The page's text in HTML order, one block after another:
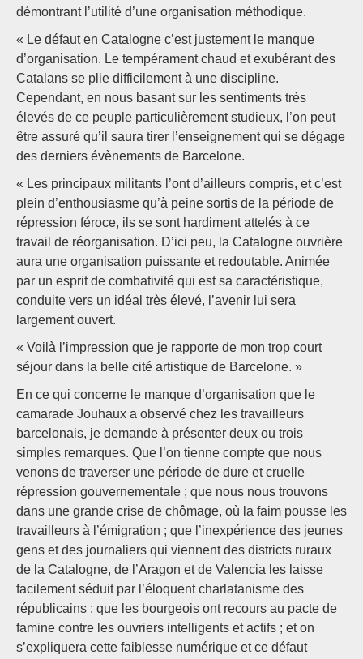
démontrant l’utilité d’une organisation méthodique.
« Le défaut en Catalogne c’est justement le manque
d’organisation. Le tempérament chaud et exubérant des
Catalans se plie difficilement à une discipline.
Cependant, en nous basant sur les sentiments très
élevés de ce peuple particulièrement studieux, l’on peut
être assuré qu’il saura tirer l’enseignement qui se dégage
des derniers évènements de Barcelone.
« Les principaux militants l’ont d’ailleurs compris, et c’est
plein d’enthousiasme qu’à peine sortis de la période de
répression féroce, ils se sont hardiment attelés à ce
travail de réorganisation. D’ici peu, la Catalogne ouvrière
aura une organisation puissante et redoutable. Animée
par un esprit de combativité qui est sa caractéristique,
conduite vers un idéal très élevé, l’avenir lui sera
largement ouvert.
« Voilà l’impression que je rapporte de mon trop court
séjour dans la belle cité artistique de Barcelone. »
En ce qui concerne le manque d’organisation que le
camarade Jouhaux a observé chez les travailleurs
barcelonais, je demande à présenter deux ou trois
simples remarques. Que l’on tienne compte que nous
venons de traverser une période de dure et cruelle
répression gouvernementale ; que nous nous trouvons
dans une grande crise de chômage, où la faim pousse les
travailleurs à l’émigration ; que l’inexpérience des jeunes
gens et des journaliers qui viennent des districts ruraux
de la Catalogne, de l’Aragon et de Valencia les laisse
facilement séduit par l’éloquent charlatanisme des
républicains ; que les bourgeois ont recours au pacte de
famine contre les ouvriers intelligents et actifs ; et on
s’expliquera cette faiblesse numérique et ce défaut